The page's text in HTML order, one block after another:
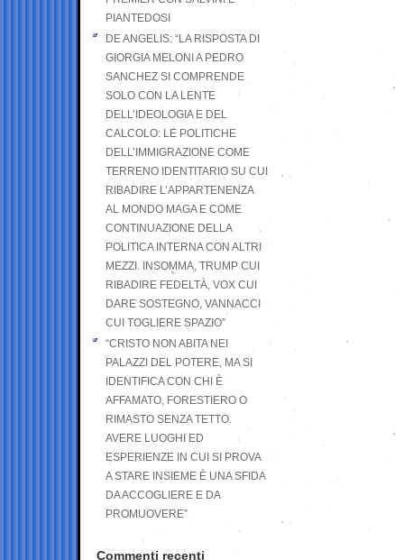
PIANTEDOSI
DE ANGELIS: “LA RISPOSTA DI
GIORGIA MELONI A PEDRO
SANCHEZ SI COMPRENDE
SOLO CON LA LENTE
DELL’IDEOLOGIA E DEL
CALCOLO: LE POLITICHE
DELL’IMMIGRAZIONE COME
TERRENO IDENTITARIO SU CUI
RIBADIRE L’APPARTENENZA
AL MONDO MAGA E COME
CONTINUAZIONE DELLA
POLITICA INTERNA CON ALTRI
MEZZI. INSOMMA, TRUMP CUI
RIBADIRE FEDELTÀ, VOX CUI
DARE SOSTEGNO, VANNACCI
CUI TOGLIERE SPAZIO”
“CRISTO NON ABITA NEI
PALAZZI DEL POTERE, MA SI
IDENTIFICA CON CHI È
AFFAMATO, FORESTIERO O
RIMASTO SENZA TETTO.
AVERE LUOGHI ED
ESPERIENZE IN CUI SI PROVA
A STARE INSIEME È UNA SFIDA
DA ACCOGLIERE E DA
PROMUOVERE”
Commenti recenti